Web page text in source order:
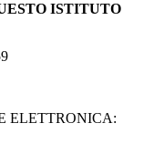
ISTITUTO
ELETTRONICA: